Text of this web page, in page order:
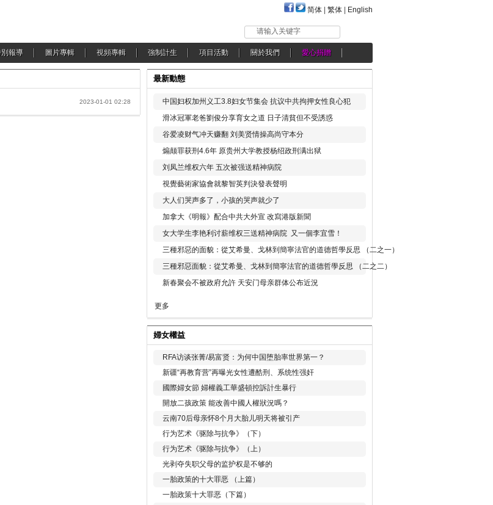
简体 繁体 English
请输入关键字
報導 圖片專輯 視頻專輯 強制計生 項目活動 關於我們 愛心捐贈
2023-01-01 02:28
最新動態
中国妇权加州义工3.8妇女节集会 抗议中共拘押女性良心犯
滑冰冠軍老爸劉俊分享育女之道 日子清貧但不受誘惑
谷爱凌财气冲天赚翻 刘美贤情操高尚守本分
煽颠罪获刑4.6年 原贵州大学教授杨绍政刑满出狱
刘凤兰维权六年 五次被强送精神病院
視覺藝術家協會就黎智英判決發表聲明
大人们哭声多了，小孩的哭声就少了
加拿大《明報》配合中共大外宣 改寫港版新聞
女大学生李艳利讨薪维权三送精神病院 又一個李宜雪！
三種邪惡的面貌：從艾希曼、戈林到簡寧法官的道德哲學反思 （二之一）
三種邪惡面貌：從艾希曼、戈林到簡寧法官的道德哲學反思 （二之二）
新春聚会不被政府允許 天安门母亲群体公布近況
更多
婦女權益
RFA访谈张菁/易富贤：为何中国堕胎率世界第一？
新疆“再教育营”再曝光女性遭酷刑、系统性强奸
國際婦女節 婦權義工華盛頓控訴計生暴行
開放二孩政策 能改善中國人權狀況嗎？
云南70后母亲怀8个月大胎儿明天将被引产
行为艺术《驱除与抗争》（下）
行为艺术《驱除与抗争》（上）
光剥夺失职父母的监护权是不够的
一胎政策的十大罪恶 （上篇）
一胎政策十大罪恶（下篇）